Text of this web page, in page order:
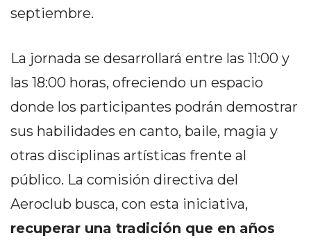
CHANGUITO.COM.AR VS
VENTA POR WHATSAPP
CÓMO RECIBIR PEDIDOS
WHATSAPP: LA GUÍA
DEFINITIVA PARA
RESTAURANTES Y
DELIVERIES
septiembre.
La jornada se desarrollará entre las 11:00 y
las 18:00 horas, ofreciendo un espacio
donde los participantes podrán demostrar
sus habilidades en canto, baile, magia y
otras disciplinas artísticas frente al
público. La comisión directiva del
Aeroclub busca, con esta iniciativa,
recuperar una tradición que en años